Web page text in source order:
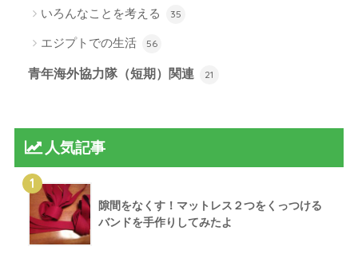
いろんなことを考える 35
エジプトでの生活 56
青年海外協力隊（短期）関連 21
人気記事
1
隙間をなくす！マットレス２つをくっつける
バンドを手作りしてみたよ